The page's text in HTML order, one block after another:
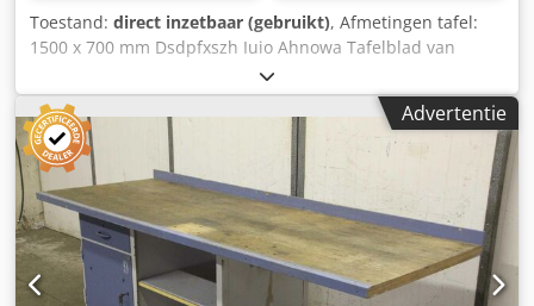
Toestand: direct inzetbaar (gebruikt), Afmetingen tafel:
1500 x 700 mm Dsdpfxszh Iuio Ahnowa Tafelblad van
beukenhout: 50 mm Achterzijde voorzien van een opbouw
voor het ophangen van gereedschapshouders
Bankschroef, breedte van de bekken: 125 mm Gewicht: 170
kg
Advertentie